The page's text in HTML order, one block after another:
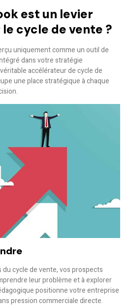
est un levier
cycle de vente ?
uniquement comme un outil de
dans votre stratégie
accélérateur de cycle de
une place stratégique à chaque
cycle de vente, vos prospects
leur problème et à explorer
positionne votre entreprise
pression commerciale directe.